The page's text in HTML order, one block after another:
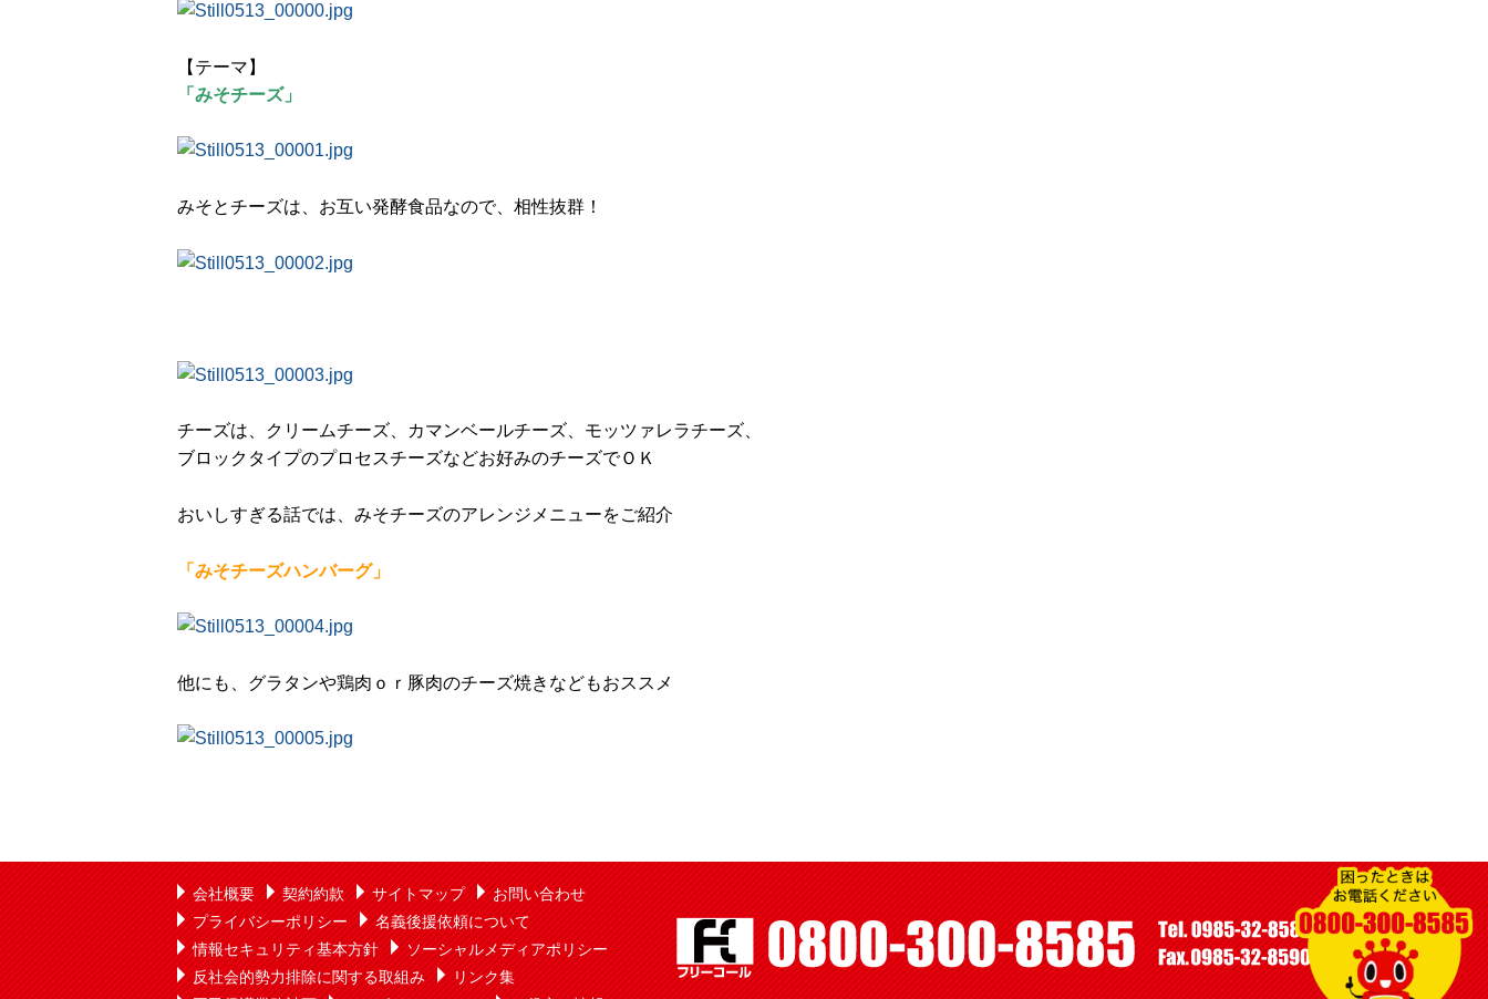
【テーマ】
「みそチーズ」
みそとチーズは、お互い発酵食品なので、相性抜群！
チーズは、クリームチーズ、カマンベールチーズ、モッツァレラチーズ、
ブロックタイプのプロセスチーズなどお好みのチーズでＯＫ
おいしすぎる話では、みそチーズのアレンジメニューをご紹介
「みそチーズハンバーグ」
他にも、グラタンや鶏肉ｏｒ豚肉のチーズ焼きなどもおススメ
会社概要 契約約款 サイトマップ
お問い合わせ
プライバシーポリシー
名義後援依頼について
情報セキュリティ基本方針
ソーシャルメディアポリシー
反社会的勢力排除に関する取組み
リンク集